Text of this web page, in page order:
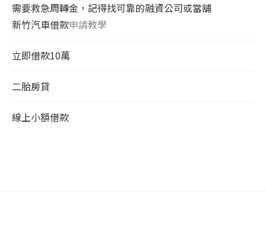
需要救急周轉金，記得找可靠的融資公司或當舖
新竹汽車借款申請教學
立即借款10萬
二胎房貸
線上小額借款